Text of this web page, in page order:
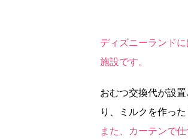
ディズニーランド
施設です。
おむつ交換代が設
り、ミルクを作っ
また、カーテンで